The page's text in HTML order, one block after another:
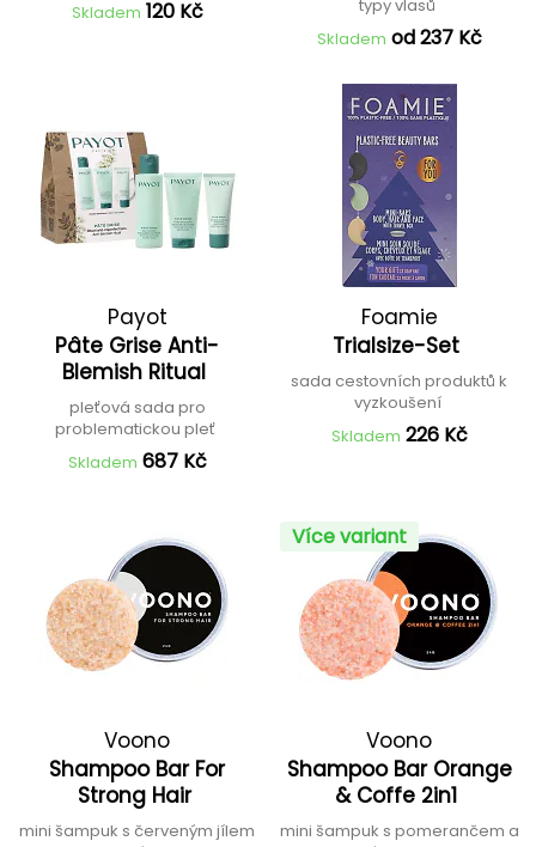
Skladem 120 Kč
typy vlasů
Skladem od 237 Kč
Payot
Pâte Grise Anti-
Blemish Ritual
pleťová sada pro
problematickou pleť
Skladem 687 Kč
Foamie
Trialsize-Set
sada cestovních produktů k
vyzkoušení
Skladem 226 Kč
Voono
Shampoo Bar For
Strong Hair
mini šampuk s červeným jílem
Více variant
Voono
Shampoo Bar Orange
& Coffe 2in1
mini šampuk s pomerančem a